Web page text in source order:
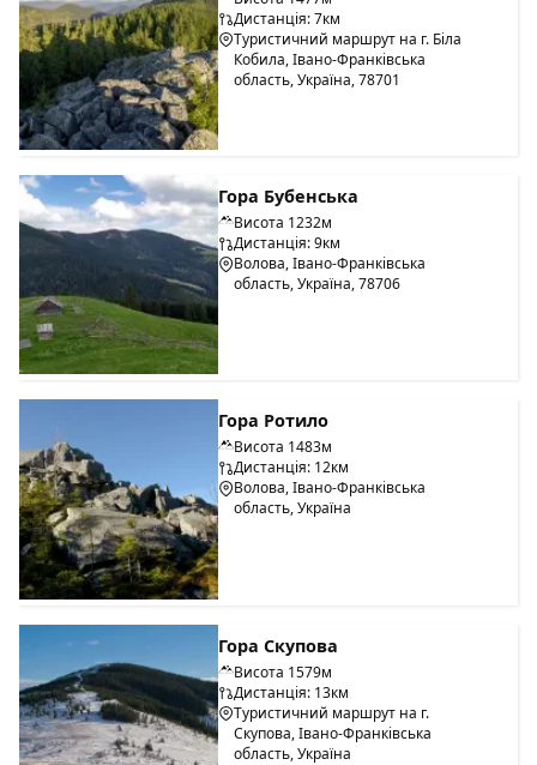
Дистанція: 7км
Туристичний маршрут на г. Біла
Кобила, Івано-Франківська
область, Україна, 78701
Гора Бубенська
Висота 1232м
Дистанція: 9км
Волова, Івано-Франківська
область, Україна, 78706
Гора Ротило
Висота 1483м
Дистанція: 12км
Волова, Івано-Франківська
область, Україна
Гора Скупова
Висота 1579м
Дистанція: 13км
Туристичний маршрут на г.
Скупова, Івано-Франківська
область, Україна